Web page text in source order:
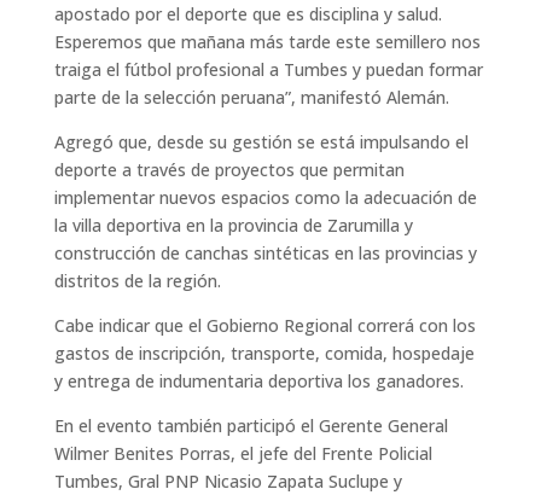
apostado por el deporte que es disciplina y salud.
Esperemos que mañana más tarde este semillero nos
traiga el fútbol profesional a Tumbes y puedan formar
parte de la selección peruana”, manifestó Alemán.
Agregó que, desde su gestión se está impulsando el
deporte a través de proyectos que permitan
implementar nuevos espacios como la adecuación de
la villa deportiva en la provincia de Zarumilla y
construcción de canchas sintéticas en las provincias y
distritos de la región.
Cabe indicar que el Gobierno Regional correrá con los
gastos de inscripción, transporte, comida, hospedaje
y entrega de indumentaria deportiva los ganadores.
En el evento también participó el Gerente General
Wilmer Benites Porras, el jefe del Frente Policial
Tumbes, Gral PNP Nicasio Zapata Suclupe y